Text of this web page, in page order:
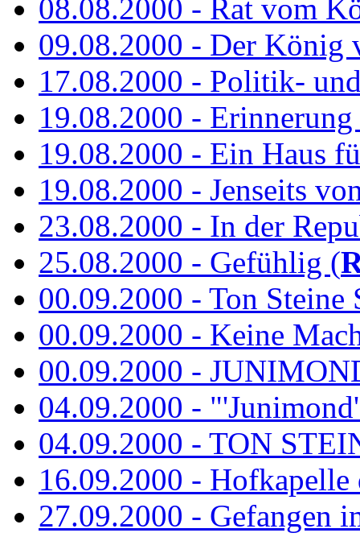
08.08.2000 - Rat vom
09.08.2000 - Der König
17.08.2000 - Politik-
19.08.2000 -
19.08.2000 - Ein Haus
19.08.2000 - Jenseits
23.08.2000 - In der
25.08.2000 - Gefühlig (
00.09.2000 - Ton Steine
00.09.2000 - Keine
00.09.2000 -
04.09.2000 -
04.09.2000 - TON
16.09.2000 - Hofkapelle
27.09.2000 - Gefangen